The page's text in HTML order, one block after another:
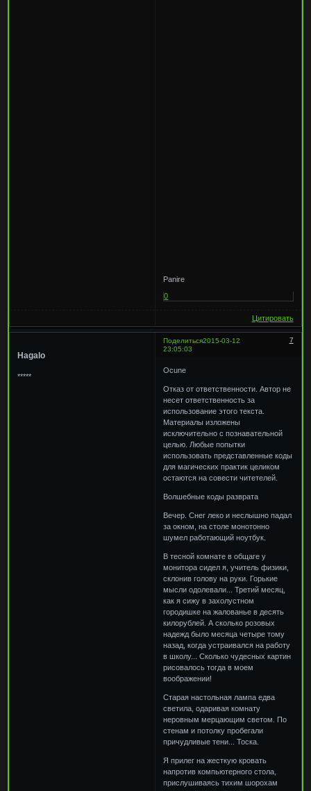
Panire
0
Цитировать
Поделиться 7
2015-03-12
23:05:03
Hagalo
*****
Ocune
Отказ от ответственности. Автор не
несет ответственность за
использование этого текста.
Материалы изложены
исключительно с познавательной
целью. Любые попытки
использовать представленные коды
для магических практик целиком
остаются на совести читетелей.
Волшебные коды разврата
Вечер. Снег леко и неслышно падал
за окном, на столе монотонно
шумел работающий ноутбук.
В тесной комнате в общаге у
монитора сидел я, учитель физики,
склонив голову на руки. Горькие
мысли одолевали... Третий месяц,
как я сижу в захолустном
городишке на жалованье в десять
килорублей. А сколько розовых
надежд было месяца четыре тому
назад, когда устраивался на работу
в школу... Сколько чудесных картин
рисовалось тогда в моем
воображении!
Старая настольная лампа едва
светила, одаривая комнату
неровным мерцающим светом. По
стенам и потолку пробегали
причудливые тени... Тоска.
Я прилег на жесткую кровать
напротив компьютерного стола,
прислушиваясь тихим шорохам